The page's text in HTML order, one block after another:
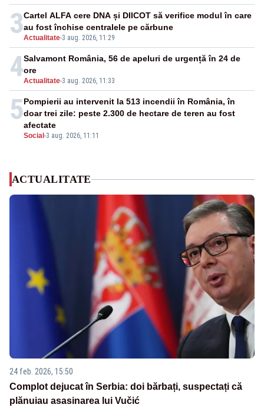
3Actualitate-3 aug. 2026, 11:29
Cartel ALFA cere DNA și DIICOT să verifice modul în care
au fost închise centralele pe cărbune
4Actualitate-3 aug. 2026, 11:33
Salvamont România, 56 de apeluri de urgență în 24 de
ore
5
Social -3 aug. 2026, 11:11
Pompierii au intervenit la 513 incendii în România, în
doar trei zile: peste 2.300 de hectare de teren au fost
afectate
ACTUALITATE
24 feb. 2026, 15:50
Complot dejucat în Serbia: doi bărbați, suspectați că
plănuiau asasinarea lui Vučić